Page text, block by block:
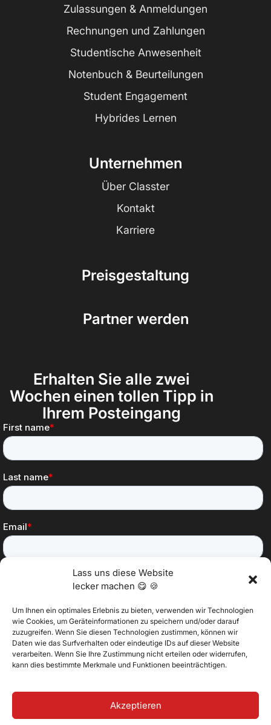
Lass uns diese Website
lecker machen 😋 🍪
Um Ihnen ein optimales Erlebnis zu bieten, verwenden wir Technologien
wie Cookies, um Geräteinformationen zu speichern und/oder darauf
zuzugreifen. Wenn Sie diesen Technologien zustimmen, können wir
Daten wie das Surfverhalten oder eindeutige IDs auf dieser Website
verarbeiten. Wenn Sie Ihre Zustimmung nicht erteilen oder widerrufen,
kann dies bestimmte Merkmale und Funktionen beeinträchtigen.
Akzeptieren
Zulassungen & Anmeldungen
Rechnungen und Zahlungen
Studentische Anwesenheit
Notenbuch & Beurteilungen
Student Engagement
Hybrides Lernen
Unternehmen
Über Classter
Kontakt
Karriere
Preisgestaltung
Partner werden
Erhalten Sie alle zwei
Wochen einen tollen Tipp in
Ihrem Posteingang
@2025 Vertitech. Alle Rechte vorbehalten.